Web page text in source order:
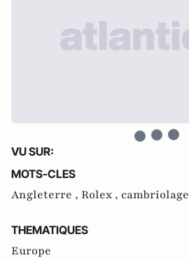
VU SUR:
MOTS-CLES
Angleterre , Rolex , cambriolage
THEMATIQUES
Europe